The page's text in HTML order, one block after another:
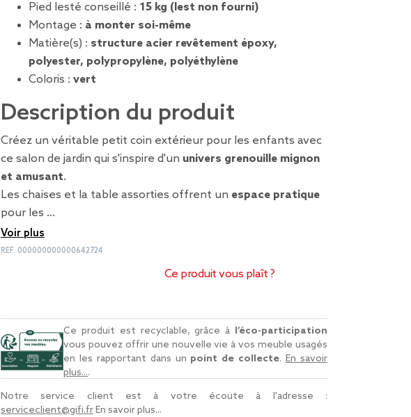
Pied lesté conseillé : 15 kg (lest non fourni)
Montage : à monter soi-même
Matière(s) : structure acier revêtement époxy,
polyester, polypropylène, polyéthylène
Coloris : vert
Description du produit
Créez un véritable petit coin extérieur pour les enfants avec
ce salon de jardin qui s'inspire d'un univers grenouille mignon
et amusant.
Les chaises et la table assorties offrent un espace pratique
pour les …
Voir plus
REF. 000000000000642724
Ce produit vous plaît ?
Ce produit est recyclable, grâce à l’éco-participation
vous pouvez offrir une nouvelle vie à vos meuble usagés
en les rapportant dans un point de collecte.En savoir
plus....
Notre service client est à votre écoute à l'adresse :
serviceclient@gifi.frEn savoir plus...